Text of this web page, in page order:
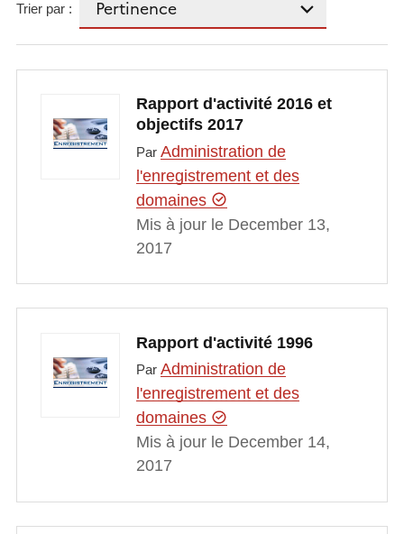
Trier par :
Rapport d'activité 2016 et
objectifs 2017
Par Administration de
l'enregistrement et des
domaines
Mis à jour le December 13,
2017
Rapport d'activité 1996
Par Administration de
l'enregistrement et des
domaines
Mis à jour le December 14,
2017